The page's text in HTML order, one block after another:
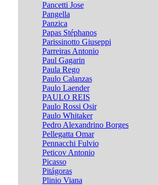
Pancetti Jose
Pangella
Panzica
Papas Stéphanos
Parissinotto Giuseppi
Parreiras Antonio
Paul Gagarin
Paula Rego
Paulo Calanzas
Paulo Laender
PAULO REIS
Paulo Rossi Osir
Paulo Whitaker
Pedro Alexandrino Borges
Pellegatta Omar
Pennacchi Fulvio
Peticov Antonio
Picasso
Pitágoras
Plinio Viana